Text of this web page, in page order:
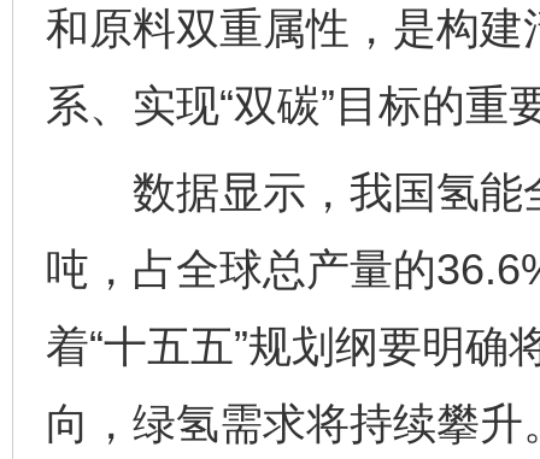
和原料双重属性，是构
系、实现“双碳”目标的重
数据显示，我国氢能
吨，占全球总产量的
着“十五五”规划纲要明
向，绿氢需求将持续攀升